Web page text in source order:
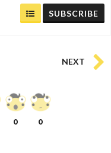
SUBSCRIBE
NEXT
0 0